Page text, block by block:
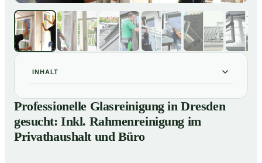
INHALT
01 Professionelle Glasreinigung in Dresden gesucht: Inkl.
Rahmenreinigung im Privathaushalt und Büro
So sieht eine professionelle Glasreinigung in Dresden
wirklich aus
Professionelle Glasreinigung in Dresden
gesucht: Inkl. Rahmenreinigung im
Privathaushalt und Büro